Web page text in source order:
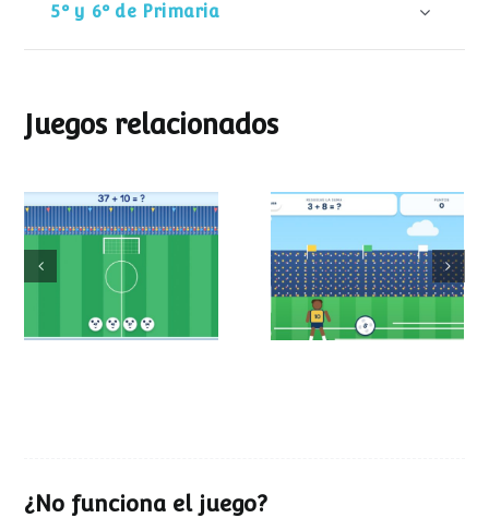
5º y 6º de Primaria
Juegos relacionados
Mundial de
operaciones
Partido de sumas
¿No funciona el juego?